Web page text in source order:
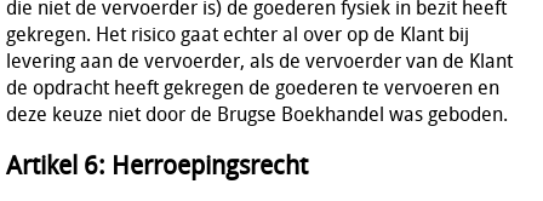
die niet de vervoerder is) de goederen fysiek in bezit heeft
gekregen. Het risico gaat echter al over op de Klant bij
levering aan de vervoerder, als de vervoerder van de Klant
de opdracht heeft gekregen de goederen te vervoeren en
deze keuze niet door de Brugse Boekhandel was geboden.
Artikel 6: Herroepingsrecht